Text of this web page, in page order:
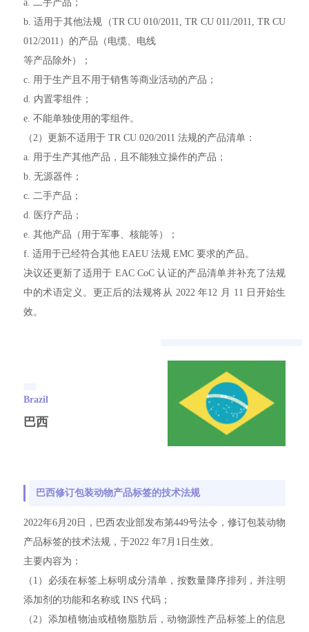
a. 二手产品；
b. 适用于其他法规（TR CU 010/2011, TR CU 011/2011, TR CU
012/2011）的产品（电缆、电线
等产品除外）；
c. 用于生产且不用于销售等商业活动的产品；
d. 内置零组件；
e. 不能单独使用的零组件。
（2）更新不适用于 TR CU 020/2011 法规的产品清单：
a. 用于生产其他产品，且不能独立操作的产品；
b. 无源器件；
c. 二手产品；
d. 医疗产品；
e. 其他产品（用于军事、核能等）；
f. 适用于已经符合其他 EAEU 法规 EMC 要求的产品。
决议还更新了适用于 EAC CoC 认证的产品清单并补充了法规
中的术语定义。更正后的法规将从 2022 年12 月 11 日开始生
效。
Brazil
巴西
巴西修订包装动物产品标签的技术法规
2022年6月20日，巴西农业部发布第449号法令，修订包装动物
产品标签的技术法规，于2022 年7月1日生效。
主要内容为：
（1）必须在标签上标明成分清单，按数量降序排列，并注明
添加剂的功能和名称或 INS 代码；
（2）添加植物油或植物脂肪后，动物源性产品标签上的信息